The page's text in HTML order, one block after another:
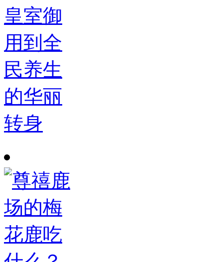
皇室御
用到全
民养生
的华丽
转身